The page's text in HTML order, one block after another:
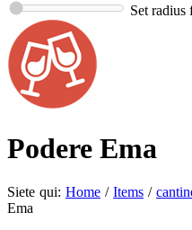
Set radius
Podere Ema
Siete qui: Home / Items /
Ema